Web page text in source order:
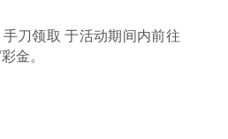
刀领取 于活动期间内前往
金。